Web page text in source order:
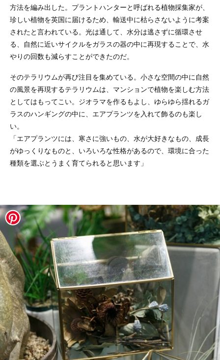
方法を編み出した。プラントハンターと呼ばれる植物採集家が、
珍しい植物を英国に届けるため、輸送中に枯らさないように考案
されたと言われている。光は通して、水分は逃さずに循環させ
る、自然に近いサイクルをガラスの器の中に再現することで、水
やりの回数も減らすことができたのだ。
そのテラリウムが再び注目を集めている。小さな空間の中に自然
の風景を再現するテラリウムは、マンションで植物を楽しむ方法
としてはもってこい。ジオラマを作るもよし、ゆらゆら揺れるガ
ラスのハンギングの中に、エアプランツを入れて飾るのも楽し
い。
「エアプランツには、寒さに強いもの、水が大好きなもの、成長
がゆっくりなものと、いろいろな性格があるので、環境に合った
種類を選ぶとうまく育てられると思います」